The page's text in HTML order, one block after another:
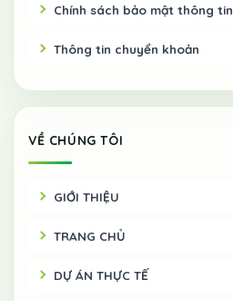
Chính sách bảo mật thông tin
Thông tin chuyển khoản
VỀ CHÚNG TÔI
GIỚI THIỆU
TRANG CHỦ
DỰ ÁN THỰC TẾ